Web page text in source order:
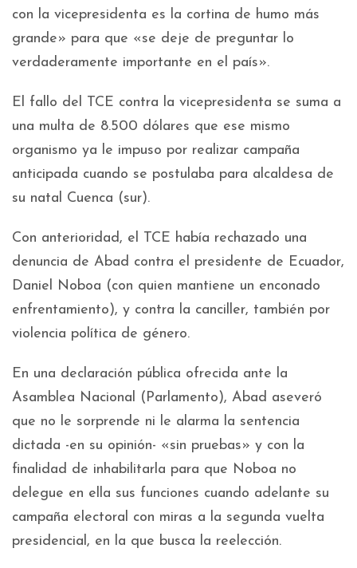
con la vicepresidenta es la cortina de humo más
grande» para que «se deje de preguntar lo
verdaderamente importante en el país».
El fallo del TCE contra la vicepresidenta se suma a
una multa de 8.500 dólares que ese mismo
organismo ya le impuso por realizar campaña
anticipada cuando se postulaba para alcaldesa de
su natal Cuenca (sur).
Con anterioridad, el TCE había rechazado una
denuncia de Abad contra el presidente de Ecuador,
Daniel Noboa (con quien mantiene un enconado
enfrentamiento), y contra la canciller, también por
violencia política de género.
En una declaración pública ofrecida ante la
Asamblea Nacional (Parlamento), Abad aseveró
que no le sorprende ni le alarma la sentencia
dictada -en su opinión- «sin pruebas» y con la
finalidad de inhabilitarla para que Noboa no
delegue en ella sus funciones cuando adelante su
campaña electoral con miras a la segunda vuelta
presidencial, en la que busca la reelección.